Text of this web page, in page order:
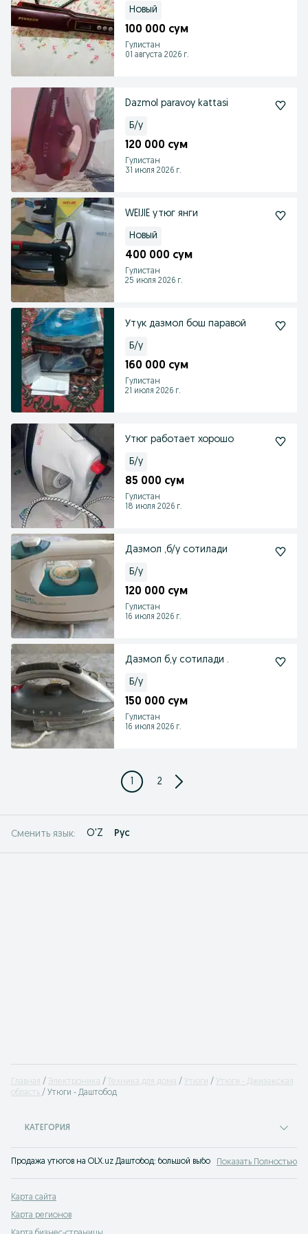
Новый
100 000 сум
Гулистан
01 августа 2026 г.
Dazmol paravoy kattasi
Б/у
120 000 сум
Гулистан
31 июля 2026 г.
WEIJIE утюг янги
Новый
400 000 сум
Гулистан
25 июля 2026 г.
Утук дазмол бош паравой
Б/у
160 000 сум
Гулистан
21 июля 2026 г.
Утюг работает хорошо
Б/у
85 000 сум
Гулистан
18 июля 2026 г.
Дазмол ,б/у сотилади
Б/у
120 000 сум
Гулистан
16 июля 2026 г.
Дазмол б,у сотилади .
Б/у
150 000 сум
Гулистан
16 июля 2026 г.
1 2
Сменить язык: O'Z Рус
Главная Электроника Техника для дома Утюги
Утюги - Джизакская
область
Утюги - Даштобод
КАТЕГОРИЯ
Продажа утюгов на OLX.uz Даштобод: большой выбор и низкие цены.
Показать Полностью
Карта сайта
Карта регионов